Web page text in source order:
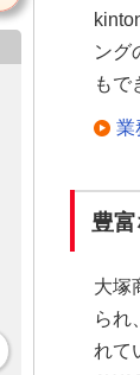
ング
もで
業
豊
大塚
られ
れて